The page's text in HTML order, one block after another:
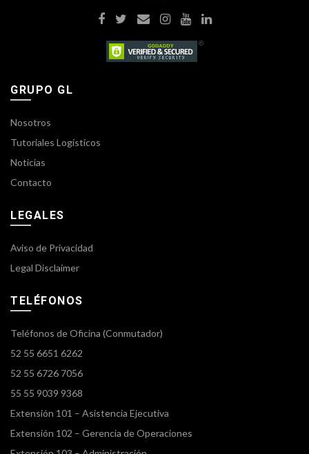
GRUPO GL
Nosotros
Tutoriales Logísticos
Noticias
Contacto
LEGALES
Aviso de Privacidad
Legal Disclaimer
TELÉFONOS
Teléfonos de Oficina (Conmutador)
52 55 6651 6262
52 55 6726 7056
55 55 9039 9368
Extensión 101 – Asistencia Ejecutiva
Extensión 102 – Gerencia de Operaciones